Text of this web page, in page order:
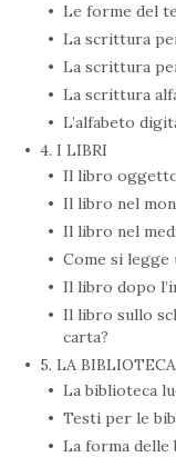
Le forme del
La scrittura
La scrittura
La scrittura
L’alfabeto
4. I LIBRI
Il libro
Il libro nel
Il libro nel
Come si legge
Il libro dopo
Il libro sullo
carta?
5. LA BIBLIOTECA
La biblioteca
Testi per le
La forma delle